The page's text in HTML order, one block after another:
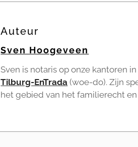
Auteur
Sven Hoogeveen
Sven is notaris op onze kantoren in
Tilburg-EnTrada (woe-do). Zijn
het gebied van het familierecht